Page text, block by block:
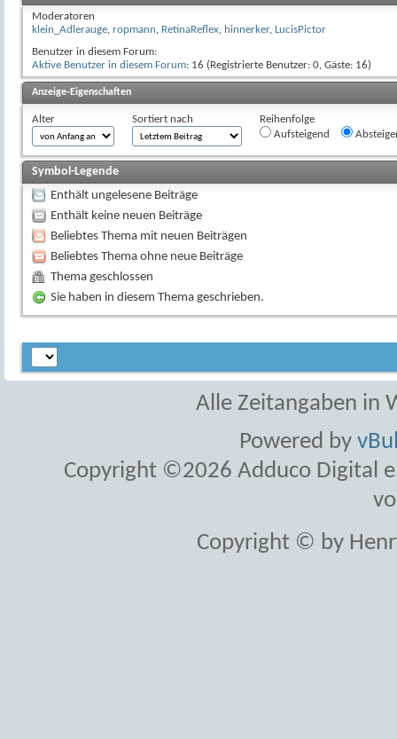
Moderatoren
klein_Adlerauge, ropmann, RetinaReflex, hinnerker, LucisPictor
Benutzer in diesem Forum:
Aktive Benutzer in diesem Forum: 16 (Registrierte Benutzer: 0, Gäste: 16)
Anzeige-Eigenschaften
Alter Sortiert nach
Reihenfolge
Aufsteigend
Symbol-Legende
Enthält ungelesene Beiträge
Enthält keine neuen Beiträge
Beliebtes Thema mit neuen Beiträgen
Beliebtes Thema ohne neue Beiträge
Thema geschlossen
Sie haben in diesem Thema geschrieben.
Alle Zeitangaben in
Powered by
Copyright ©2026 Adduco Digital
Copyright © by